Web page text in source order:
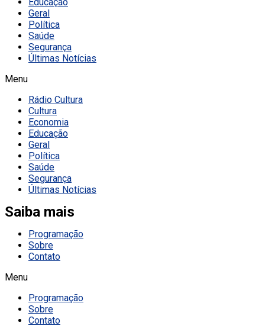
Geral
Política
Saúde
Segurança
Últimas Notícias
Menu
Rádio Cultura
Cultura
Economia
Educação
Geral
Política
Saúde
Segurança
Últimas Notícias
Saiba mais
Programação
Sobre
Contato
Menu
Programação
Sobre
Contato